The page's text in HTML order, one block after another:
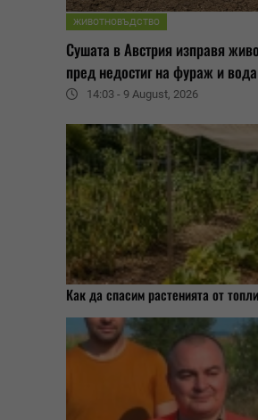
ЖИВОТНОВЪДСТВО
Сушата в Австрия изправя
пред недостиг на фураж и вода
14:03 - 9 August, 2026
Как да спасим растенията от